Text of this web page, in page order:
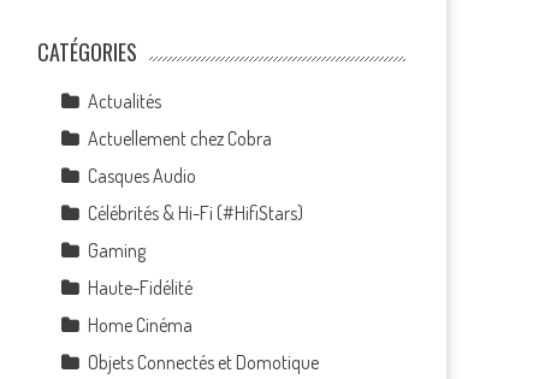
CATÉGORIES
Actualités
Actuellement chez Cobra
Casques Audio
Célébrités & Hi-Fi (#HifiStars)
Gaming
Haute-Fidélité
Home Cinéma
Objets Connectés et Domotique